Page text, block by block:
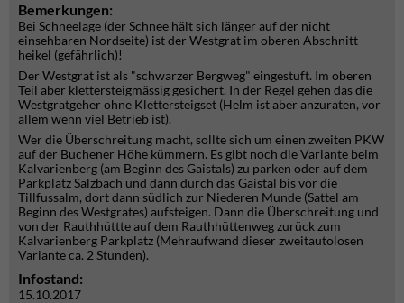
Bemerkungen:
Bei Schneelage (der Schnee hält sich länger auf der nicht
einsehbaren Nordseite) ist der Westgrat im oberen Abschnitt
heikel (gefährlich)!
Der Westgrat ist als "schwarzer Bergweg" eingestuft. Im oberen
Teil aber klettersteigmässig gesichert. In der Regel gehen das die
Westgratgeher ohne Klettersteigset (Helm ist aber anzuraten, vor
allem wenn viel Betrieb ist).
Wer die Überschreitung macht, sollte sich um einen zweiten PKW
auf der Buchener Höhe kümmern. Es gibt noch die Variante beim
Kalvarienberg (am Beginn des Gaistals) zu parken oder auf dem
Parkplatz Salzbach und dann durch das Gaistal bis vor die
Tillfussalm, dort dann südlich zur Niederen Munde (Sattel am
Beginn des Westgrates) aufsteigen. Dann die Überschreitung und
von der Rauthhüttte auf dem Rauthhüttenweg zurück zum
Kalvarienberg Parkplatz (Mehraufwand dieser zweitautolosen
Variante ca. 2 Stunden).
Infostand:
15.10.2017